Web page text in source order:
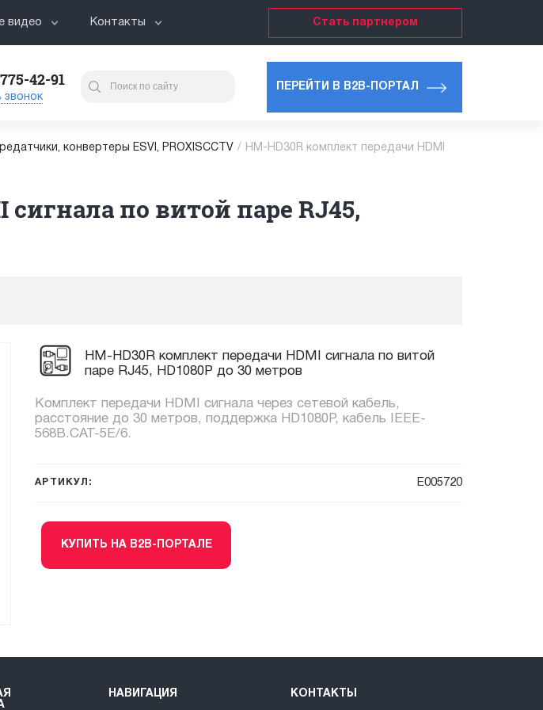
видео Контакты Стать партнером
42-91
звонок
ПЕРЕЙТИ В B2B-ПОРТАЛ
конвертеры ESVI, PROXISCCTV /
HM-HD30R комплект передачи HDMI
по витой паре RJ45,
HM-HD30R комплект передачи HDMI сигнала по витой
паре RJ45, HD1080P до 30 метров
Комплект передачи HDMI сигнала через сетевой кабель,
расстояние до 30 метров, поддержка HD1080P, кабель IEEE-
568B.CAT-5E/6.
АРТИКУЛ: E005720
КУПИТЬ НА B2B-ПОРТАЛЕ
НАВИГАЦИЯ КОНТАКТЫ